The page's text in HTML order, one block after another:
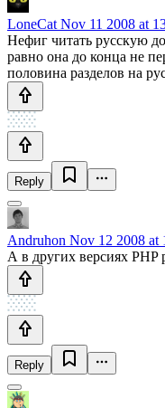
LoneCat Nov 11 2008 at
Нефиг читать русскую
равно она до конца не
половина разделов на
Reply
Andruhon Nov 12 2008 at
А в других версиях PHP
Reply